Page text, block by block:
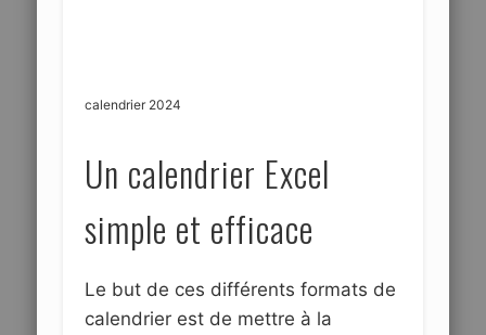
calendrier 2024
Un calendrier Excel
simple et efficace
Le but de ces différents formats de
calendrier est de mettre à la